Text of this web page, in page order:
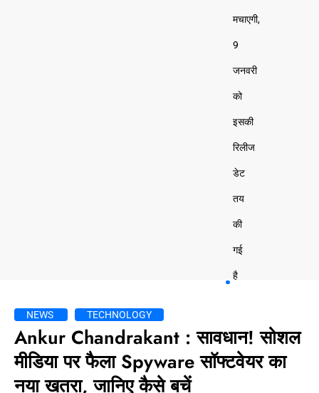
मचाएगी,
9
जनवरी
को
इसकी
रिलीज
डेट
तय
की
गई
है
NEWS TECHNOLOGY
Ankur Chandrakant : सावधान! सोशल
मीडिया पर फैला Spyware सॉफ्टवेयर का
नया खतरा, जानिए कैसे बचें